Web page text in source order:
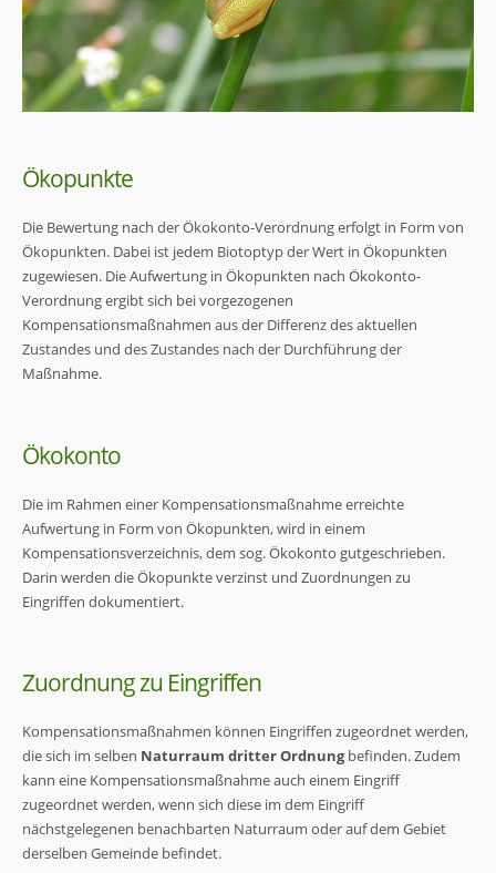
Ökopunkte
Die Bewertung nach der Ökokonto-Verordnung erfolgt in Form von
Ökopunkten. Dabei ist jedem Biotoptyp der Wert in Ökopunkten
zugewiesen. Die Aufwertung in Ökopunkten nach Ökokonto-
Verordnung ergibt sich bei vorgezogenen
Kompensationsmaßnahmen aus der Differenz des aktuellen
Zustandes und des Zustandes nach der Durchführung der
Maßnahme.
Ökokonto
Die im Rahmen einer Kompensationsmaßnahme erreichte
Aufwertung in Form von Ökopunkten, wird in einem
Kompensationsverzeichnis, dem sog. Ökokonto gutgeschrieben.
Darin werden die Ökopunkte verzinst und Zuordnungen zu
Eingriffen dokumentiert.
Zuordnung zu Eingriffen
Kompensationsmaßnahmen können Eingriffen zugeordnet werden,
die sich im selben Naturraum dritter Ordnungbefinden. Zudem
kann eine Kompensationsmaßnahme auch einem Eingriff
zugeordnet werden, wenn sich diese im dem Eingriff
nächstgelegenen benachbarten Naturraum oder auf dem Gebiet
derselben Gemeinde befindet.